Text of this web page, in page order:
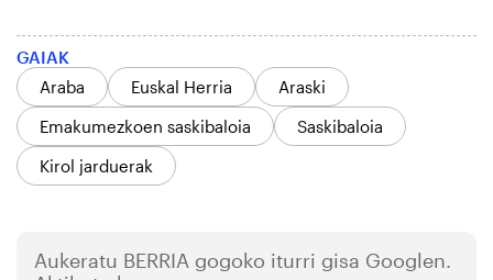
GAIAK
Araba
Euskal Herria
Araski
Emakumezkoen saskibaloia
Saskibaloia
Kirol jarduerak
Aukeratu BERRIA gogoko iturri gisa Googlen.